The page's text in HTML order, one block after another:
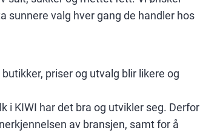
sunnere valg hver gang de handler hos
priser og utvalg blir likere og
i KIWI har det bra og utvikler seg. Derfor
av bransjen, samt for å